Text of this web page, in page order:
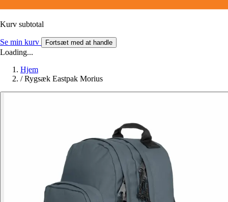
Kurv subtotal
Se min kurv Fortsæt med at handle
Loading...
Hjem
/ Rygsæk Eastpak Morius